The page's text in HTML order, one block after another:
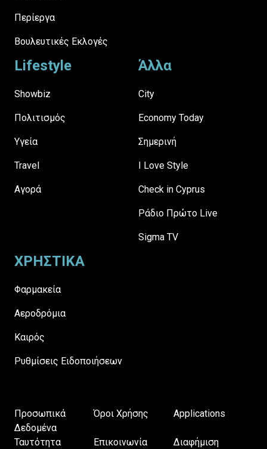
Περίεργα
Βουλευτικές Εκλογές
Lifestyle
Showbiz
Πολιτισμός
Υγεία
Travel
Αγορά
Άλλα
City
Economy Today
Σημερινή
I Love Style
Check in Cyprus
Ράδιο Πρώτο Live
Sigma TV
ΧΡΗΣΤΙΚΑ
Φαρμακεία
Αεροδρόμια
Καιρός
Ρυθμίσεις Ειδοποιήσεων
Προσωπικά
Δεδομένα
Όροι Χρήσης Applications
Ταυτότητα Επικοινωνία Διαφήμιση